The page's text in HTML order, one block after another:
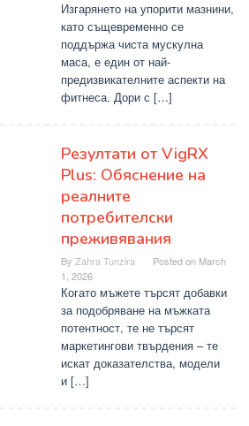
Изгарянето на упорити мазнини,
като същевременно се
поддържа чиста мускулна
маса, е един от най-
предизвикателните аспекти на
фитнеса. Дори с […]
Резултати от VigRX
Plus: Обяснение на
реалните
потребителски
преживявания
By Zahra Tunzira Posted on March
1, 2026
Когато мъжете търсят добавки
за подобряване на мъжката
потентност, те не търсят
маркетингови твърдения – те
искат доказателства, модели
и […]